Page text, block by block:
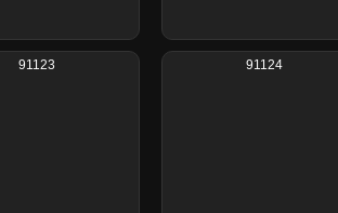
91123 91124